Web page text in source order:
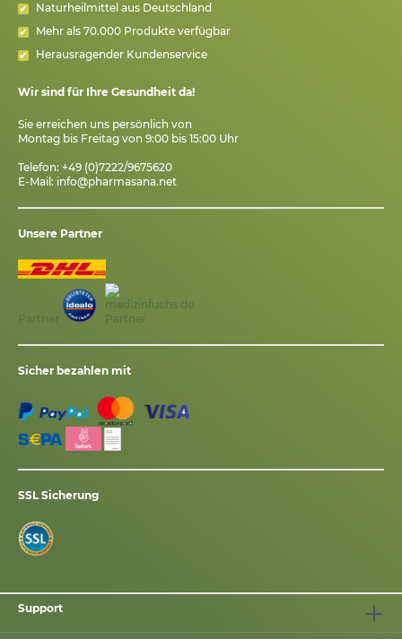
Naturheilmittel aus Deutschland
Mehr als 70.000 Produkte verfügbar
Herausragender Kundenservice
Wir sind für Ihre Gesundheit da!
Sie erreichen uns persönlich von
Montag bis Freitag von 9:00 bis 15:00 Uhr
Telefon: +49 (0)7222/9675620
E-Mail: info@pharmasana.net
Unsere Partner
Sicher bezahlen mit
SSL Sicherung
Support